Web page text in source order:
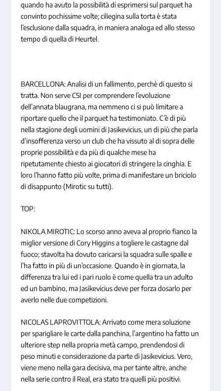
quando ha avuto la possibilità di esprimersi sul parquet ha
convinto pochissime volte; ciliegina sulla torta è stata
l’esclusione dalla squadra, in maniera analoga ed allo stesso
tempo di quella di Heurtel.
BARCELLONA: Analisi di un fallimento, perchè di questo si
tratta. Non serve CSI per comprendere l’evoluzione
dell’annata blaugrana, ma nemmeno ci si può limitare a
riportare quello che il parquet ha testimoniato. C’è di più
nella stagione degli uomini di Jasikevicius, un di più che parla
d’insofferenza verso un club che ha vissuto al di sopra delle
proprie possibilità e da più di qualche mese ha
ripetutamente chiesto ai giocatori di stringere la cinghia. E
loro l’hanno fatto più volte, prima di manifestare un briciolo
di disappunto (Mirotic su tutti).
TOP:
NIKOLA MIROTIC: Lo scorso anno aveva al proprio fianco la
miglior versione di Cory Higgins a togliere le castagne dal
fuoco; stavolta ha dovuto caricarsi la squadra sulle spalle e
l’ha fatto in più di un’occasione. Quando è in giornata, la
differenza tra lui ed i pari ruolo è come quella tra un adulto
ed un bambino, ma Jasikevicius deve per forza dosarlo per
averlo nelle due competizioni.
NICOLAS LAPROVITTOLA: Arrivato come mera soluzione
per sparigliare le carte dalla panchina, l’argentino ha fatto un
ulteriore step nella propria metà campo, prendendosi di
peso minuti e considerazione da parte di Jasikevicius. Vero,
viene meno nella gara decisiva, ma per tante altre, anche
nella serie contro il Real, era stato tra quelli più positivi.